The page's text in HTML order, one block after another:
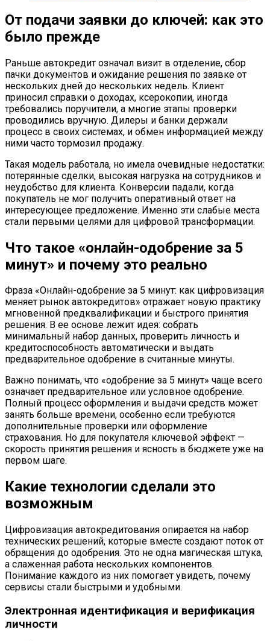
От подачи заявки до ключей: как это
было прежде
Раньше автокредит означал визит в отделение, сбор
пачки документов и ожидание решения по заявке от
нескольких дней до нескольких недель. Клиент
приносил справки о доходах, ксерокопии, иногда
требовались поручители, а многие этапы проверки
проводились вручную. Дилеры и банки держали
процесс в своих системах, и обмен информацией между
ними часто тормозил продажу.
Такая модель работала, но имела очевидные недостатки:
потерянные сделки, высокая нагрузка на сотрудников и
неудобство для клиента. Конверсии падали, когда
покупатель не мог получить оперативный ответ на
интересующее предложение. Именно эти слабые места
стали первыми целями для цифровой трансформации.
Что такое «онлайн-одобрение за 5
минут» и почему это реально
Фраза «Онлайн-одобрение за 5 минут: как цифровизация
меняет рынок автокредитов» отражает новую практику
мгновенной предквалификации и быстрого принятия
решения. В ее основе лежит идея: собрать
минимальный набор данных, проверить личность и
кредитоспособность автоматически и выдать
предварительное одобрение в считанные минуты.
Важно понимать, что «одобрение за 5 минут» чаще всего
означает предварительное или условное одобрение.
Полный процесс оформления и выдачи средств может
занять больше времени, особенно если требуются
дополнительные проверки или оформление
страхования. Но для покупателя ключевой эффект —
скорость принятия решения и ясность в бюджете уже на
первом шаге.
Какие технологии сделали это
возможным
Цифровизация автокредитования опирается на набор
технических решений, которые вместе создают поток от
обращения до одобрения. Это не одна магическая штука,
а слаженная работа нескольких компонентов.
Понимание каждого из них помогает увидеть, почему
сервисы стали быстрыми и удобными.
Электронная идентификация и верификация
личности